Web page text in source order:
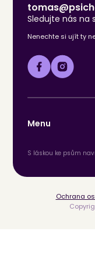
Sledujte nás na
Nenechte si ujít ty
Menu
S láskou ke psům
Ochrana